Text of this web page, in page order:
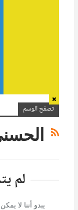
تصفح الوسم
لم
يبدو أننا لا